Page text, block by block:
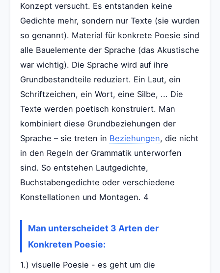
Konzept versucht. Es entstanden keine
Gedichte mehr, sondern nur Texte (sie wurden
so genannt). Material für konkrete Poesie sind
alle Bauelemente der Sprache (das Akustische
war wichtig). Die Sprache wird auf ihre
Grundbestandteile reduziert. Ein Laut, ein
Schriftzeichen, ein Wort, eine Silbe, ... Die
Texte werden poetisch konstruiert. Man
kombiniert diese Grundbeziehungen der
Sprache – sie treten in Beziehungen, die nicht
in den Regeln der Grammatik unterworfen
sind. So entstehen Lautgedichte,
Buchstabengedichte oder verschiedene
Konstellationen und Montagen. 4
Man unterscheidet 3 Arten der
Konkreten Poesie:
1.) visuelle Poesie - es geht um die